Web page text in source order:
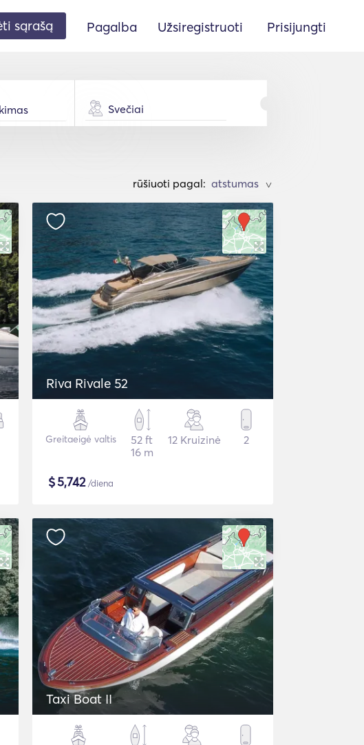
sąrašą Pagalba Užsiregistruoti Prisijungti
Svečiai
rūšiuoti pagal: >
Riva Rivale 52
Greitaeigė valtis
52 ft
16 m
12 Kruizinė 2
$5,742/diena
Taxi Boat II